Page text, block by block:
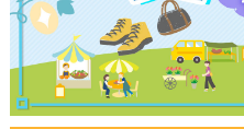
ランキング
ブログ記事